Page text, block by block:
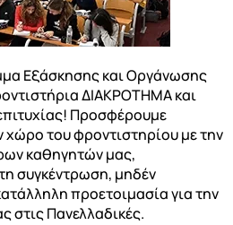
Εξάσκησης και Οργάνωσης
ΔΙΑΚΡΟΤΗΜΑ και
Προσφέρουμε
χώρο του φροντιστηρίου με την
καθηγητών μας,
συγκέντρωση, μηδέν
προετοιμασία για την
στις Πανελλαδικές.